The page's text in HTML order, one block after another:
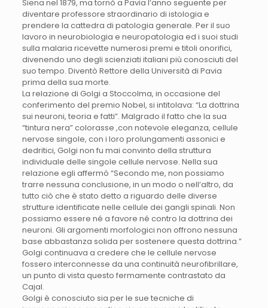
Siena nel 1879, ma tornò a Pavia l’anno seguente per
diventare professore straordinario di istologia e
prendere la cattedra di patologia generale. Per il suo
lavoro in neurobiologia e neuropatologia ed i suoi studi
sulla malaria ricevette numerosi premi e titoli onorifici,
divenendo uno degli scienziati italiani più conosciuti del
suo tempo. Diventò Rettore della Università di Pavia
prima della sua morte.
La relazione di Golgi a Stoccolma, in occasione del
conferimento del premio Nobel, si intitolava: “La dottrina
sui neuroni, teoria e fatti”. Malgrado il fatto che la sua
“tintura nera” colorasse ,con notevole eleganza, cellule
nervose singole, con i loro prolungamenti assonici e
dedritici, Golgi non fu mai convinto della struttura
individuale delle singole cellule nervose. Nella sua
relazione egli affermò “Secondo me, non possiamo
trarre nessuna conclusione, in un modo o nell’altro, da
tutto ciò che è stato detto a riguardo delle diverse
strutture identificate nelle cellule dei gangli spinali. Non
possiamo essere né a favore né contro la dottrina dei
neuroni. Gli argomenti morfologici non offrono nessuna
base abbastanza solida per sostenere questa dottrina.”
Golgi continuava a credere che le cellule nervose
fossero interconnesse da una continuità neurofibrillare,
un punto di vista questo fermamente contrastato da
Cajal.
Golgi è conosciuto sia per le sue tecniche di